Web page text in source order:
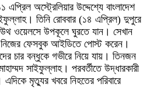
অস্ট্রেলিয়ার উদ্দেশ্যে বাংলাদেশ
তিনি রোববার (১৪ এপ্রিল) দুপুরে
ওয়েলসে উপকূলে ঘুরতে যান। সেখান
নিজের ফেসবুক আইডিতে পোস্ট করেন।
চার বন্ধুকে গভীরে নিয়ে যায়। তিনজন
সাইফুল্লাহ। পরবর্তীতে উদ্ধারকারী
মৃত্যুর খবরে নিহতের পরিবারে